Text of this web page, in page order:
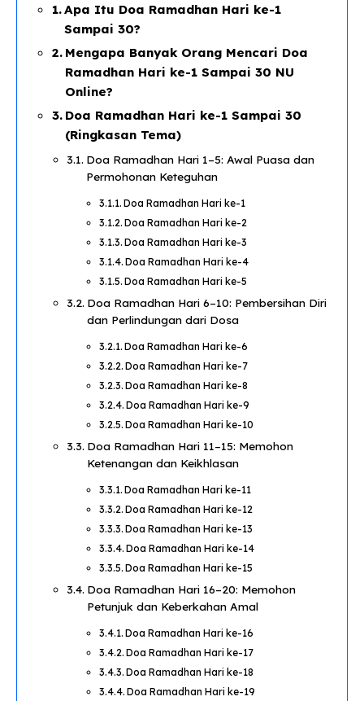
Apa Itu Doa Ramadhan Hari ke-1
Sampai 30?
Mengapa Banyak Orang Mencari Doa
Ramadhan Hari ke-1 Sampai 30 NU
Online?
Doa Ramadhan Hari ke-1 Sampai 30
(Ringkasan Tema)
Doa Ramadhan Hari 1–5: Awal Puasa dan
Permohonan Keteguhan
Doa Ramadhan Hari ke-1
Doa Ramadhan Hari ke-2
Doa Ramadhan Hari ke-3
Doa Ramadhan Hari ke-4
Doa Ramadhan Hari ke-5
Doa Ramadhan Hari 6–10: Pembersihan Diri
dan Perlindungan dari Dosa
Doa Ramadhan Hari ke-6
Doa Ramadhan Hari ke-7
Doa Ramadhan Hari ke-8
Doa Ramadhan Hari ke-9
Doa Ramadhan Hari ke-10
Doa Ramadhan Hari 11–15: Memohon
Ketenangan dan Keikhlasan
Doa Ramadhan Hari ke-11
Doa Ramadhan Hari ke-12
Doa Ramadhan Hari ke-13
Doa Ramadhan Hari ke-14
Doa Ramadhan Hari ke-15
Doa Ramadhan Hari 16–20: Memohon
Petunjuk dan Keberkahan Amal
Doa Ramadhan Hari ke-16
Doa Ramadhan Hari ke-17
Doa Ramadhan Hari ke-18
Doa Ramadhan Hari ke-19